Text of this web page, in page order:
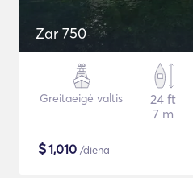
Zar 750
Greitaeigė valtis
24 ft
7 m
$1,010 /diena